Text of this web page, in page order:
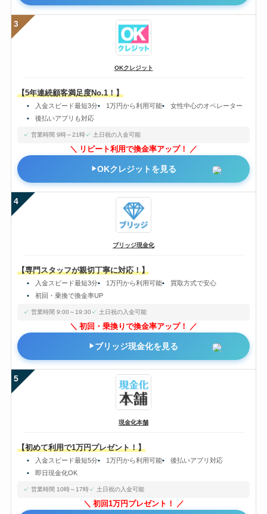
3
OKクレジット
【5年連続顧客満足度No.1！】
入金スピード最短3分 1万円から利用可能
女性中心のオペレーター
後払いアプリも対応
営業時間 9時～21時 土日祝の入金可能
リピート利用で換金率アップ！
OKクレジットを見る
4
ブリッジ現金化
【専門スタッフが親切丁寧に対応！】
入金スピード最短3分 1万円から利用可能
買取方式で安心
初回・乗換で換金率UP
営業時間 9:00～19:30 土日祝の入金可能
初回・乗換りで換金率アップ！
ブリッジ現金化を見る
5
現金化本舗
【初めて利用で1万円プレゼント！】
入金スピード最短5分 1万円から利用可能
後払いアプリ対応
即日現金化OK
営業時間 10時～17時 土日祝の入金可能
初回1万円プレゼント！